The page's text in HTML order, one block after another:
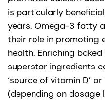
is particularly
years. Omega-3 fatty
their role in promoting
health. Enriching
superstar ingredients
‘source of vitamin D’ or
(depending on dosage